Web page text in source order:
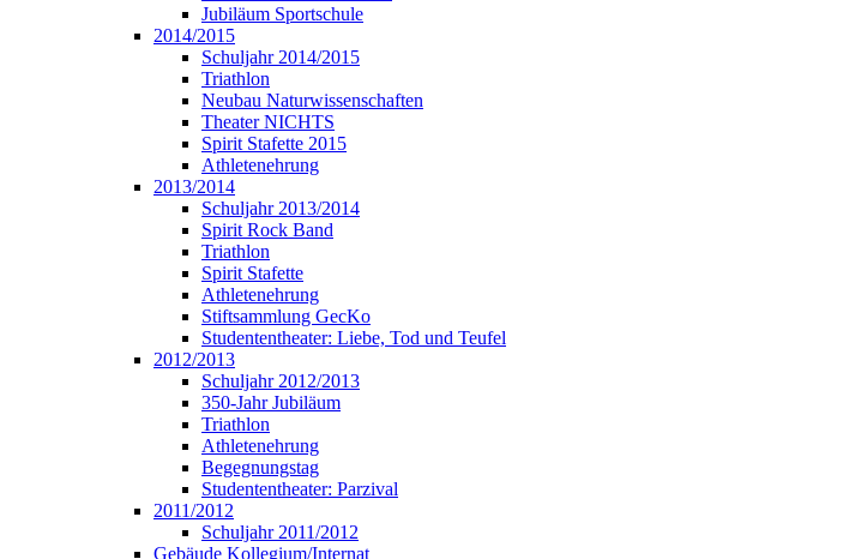
Jubiläum Sportschule
2014/2015
Schuljahr 2014/2015
Triathlon
Neubau Naturwissenschaften
Theater NICHTS
Spirit Stafette 2015
Athletenehrung
2013/2014
Schuljahr 2013/2014
Spirit Rock Band
Triathlon
Spirit Stafette
Athletenehrung
Stiftsammlung GecKo
Studententheater: Liebe, Tod und Teufel
2012/2013
Schuljahr 2012/2013
350-Jahr Jubiläum
Triathlon
Athletenehrung
Begegnungstag
Studententheater: Parzival
2011/2012
Schuljahr 2011/2012
Gebäude Kollegium/Internat